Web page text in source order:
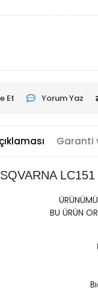
Et Yorum Yaz
Garanti
BU ÜRÜN